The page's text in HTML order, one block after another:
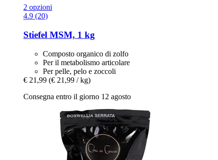
2 opzioni
4.9 (20)
Stiefel MSM, 1 kg
Composto organico di zolfo
Per il metabolismo articolare
Per pelle, pelo e zoccoli
€ 21,99 (€ 21,99 / kg)
Consegna entro il giorno 12 agosto